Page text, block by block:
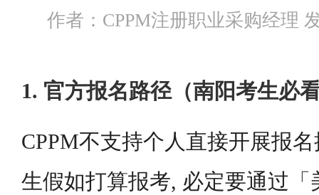
作者：CPPM注册职业采购经理
1. 官方报名路径（南阳考生必
CPPM不支持个人直接开展报
生假如打算报考, 必定要通过「